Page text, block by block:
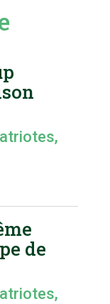
,
de
,